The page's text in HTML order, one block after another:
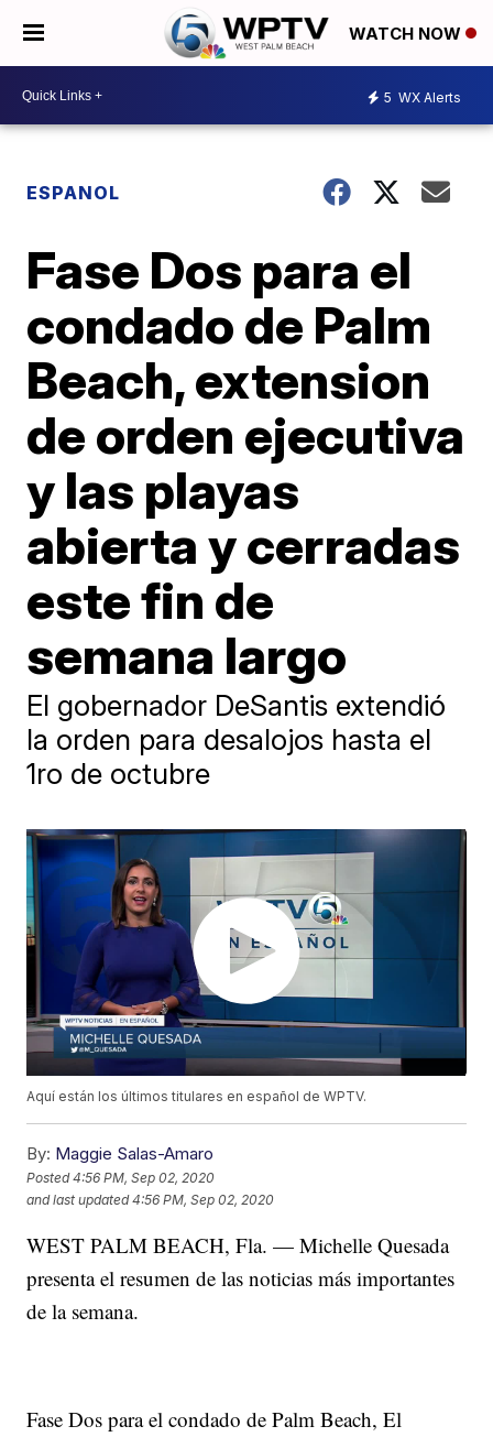
WATCH NOW
5 WX Alerts
ESPANOL
Fase Dos para el
condado de Palm
Beach, extension
de orden ejecutiva
y las playas
abierta y cerradas
este fin de
semana largo
El gobernador DeSantis extendió
la orden para desalojos hasta el
1ro de octubre
Aquí están los últimos titulares en español de WPTV.
By: Maggie Salas-Amaro
Posted4:56 PM, Sep 02, 2020
and last updated 4:56 PM, Sep 02, 2020
WEST PALM BEACH, Fla. — Michelle Quesada
presenta el resumen de las noticias más importantes
de la semana.
Fase Dos para el condado de Palm Beach, El